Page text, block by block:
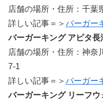
店舗の場所・住所：千葉
詳しい記事＝＞ バーガー
バーガーキング アピタ長
店舗の場所・住所：神奈
7-1
詳しい記事＝＞ バーガー
バーガーキング リーフウ